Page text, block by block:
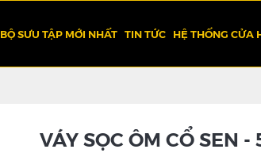
BỘ SƯU TẬP MỚI NHẤT TIN TỨC HỆ THỐNG CỬA
VÁY SỌC ÔM CỔ SEN